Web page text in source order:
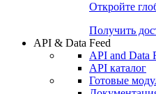
Проверка
Попробуйте
Откройте
Получить
API & Data Feed